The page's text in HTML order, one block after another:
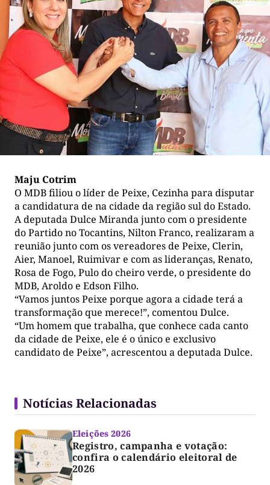
Maju Cotrim
O MDB filiou o líder de Peixe, Cezinha para disputar
a candidatura de na cidade da região sul do Estado.
A deputada Dulce Miranda junto com o presidente
do Partido no Tocantins, Nilton Franco, realizaram a
reunião junto com os vereadores de Peixe, Clerin,
Aier, Manoel, Ruimivar e com as lideranças, Renato,
Rosa de Fogo, Pulo do cheiro verde, o presidente do
MDB, Aroldo e Edson Filho.
“Vamos juntos Peixe porque agora a cidade terá a
transformação que merece!”, comentou Dulce.
“Um homem que trabalha, que conhece cada canto
da cidade de Peixe, ele é o único e exclusivo
candidato de Peixe”, acrescentou a deputada Dulce.
Notícias Relacionadas
Eleições 2026
Registro, campanha e votação:
confira o calendário eleitoral de
2026